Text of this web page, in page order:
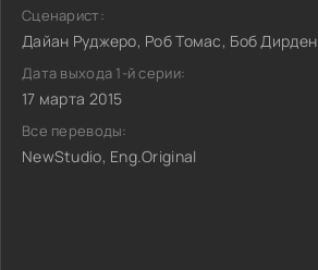
Сценарист:
Дайан Руджеро, Роб Томас, Боб Дирден
Дата выхода 1-й серии:
17 марта 2015
Все переводы:
NewStudio, Eng.Original